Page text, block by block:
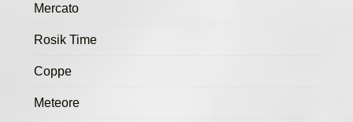
Mercato
Rosik Time
Coppe
Meteore